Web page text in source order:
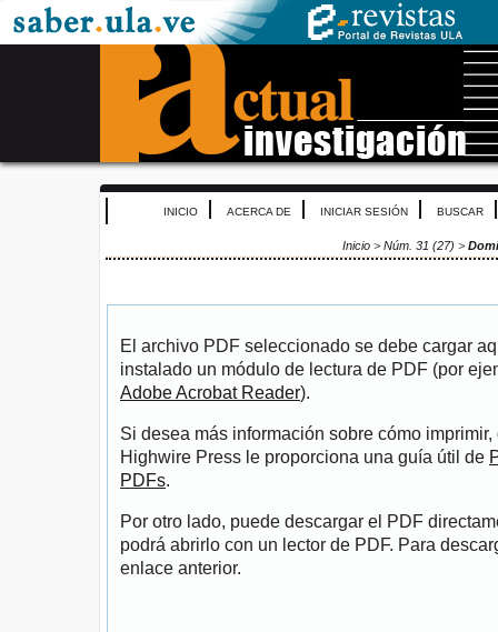
INICIO ACERCA DE INICIAR SESIÓN BUSCAR
Inicio > Núm. 31 (27) >
El archivo PDF seleccionado se debe cargar
instalado un módulo de lectura de PDF (por
Adobe Acrobat Reader).
Si desea más información sobre cómo
Highwire Press le proporciona una guía útil de
PDFs.
Por otro lado, puede descargar el PDF
podrá abrirlo con un lector de PDF. Para
enlace anterior.